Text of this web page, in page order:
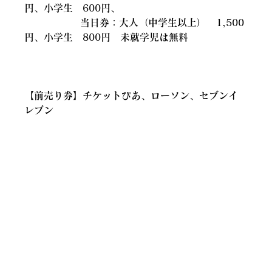
円、小学生　600円、
当日券：大人（中学生以上）　1,500
円、小学生　800円　未就学児は無料
【前売り券】チケットぴあ、ローソン、セブンイ
レブン